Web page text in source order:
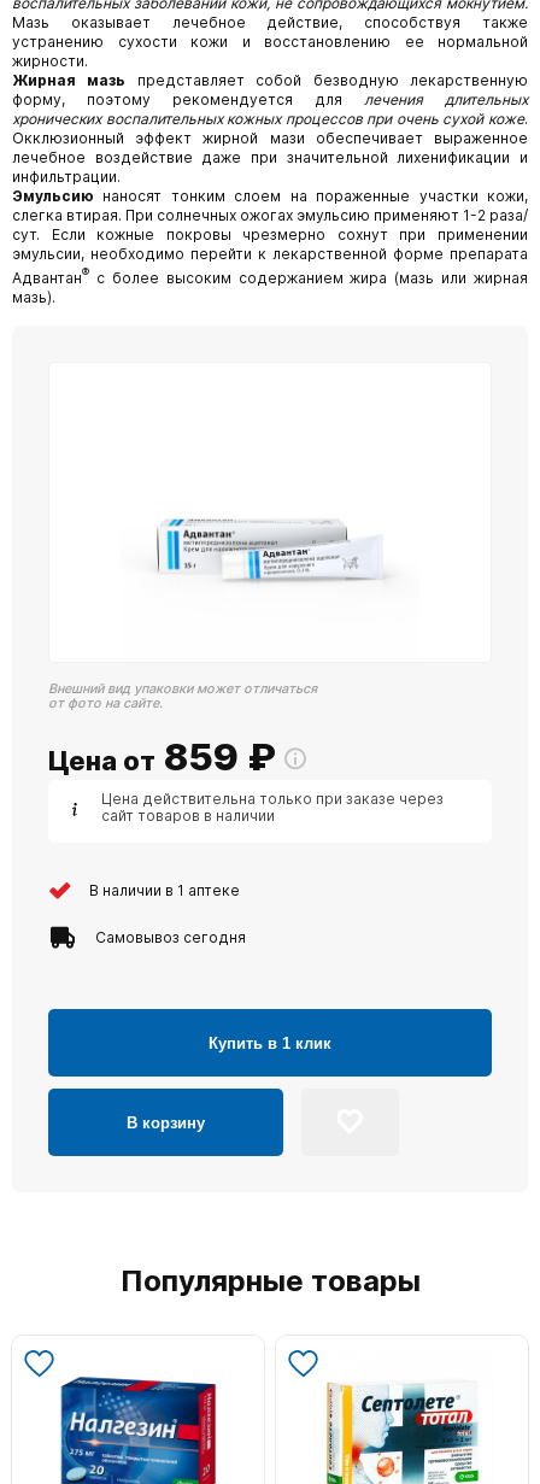
Мазь оказывает лечебное действие, способствуя также
устранению сухости кожи и восстановлению ее нормальной
жирности.
Жирная мазь представляет собой безводную лекарственную
форму, поэтому рекомендуется для лечения длительных
хронических воспалительных кожных процессов при очень сухой коже.
Окклюзионный эффект жирной мази обеспечивает выраженное
лечебное воздействие даже при значительной лихенификации и
инфильтрации.
Эмульсию наносят тонким слоем на пораженные участки кожи,
слегка втирая. При солнечных ожогах эмульсию применяют 1-2 раза/
сут. Если кожные покровы чрезмерно сохнут при применении
эмульсии, необходимо перейти к лекарственной форме препарата
Адвантан® с более высоким содержанием жира (мазь или жирная
мазь).
Внешний вид упаковки может отличаться
от фото на сайте.
Цена от 859 ₽
Цена действительна только при заказе через
сайт товаров в наличии
В наличии в 1 аптеке
Самовывоз сегодня
Купить в 1 клик
В корзину
Популярные товары